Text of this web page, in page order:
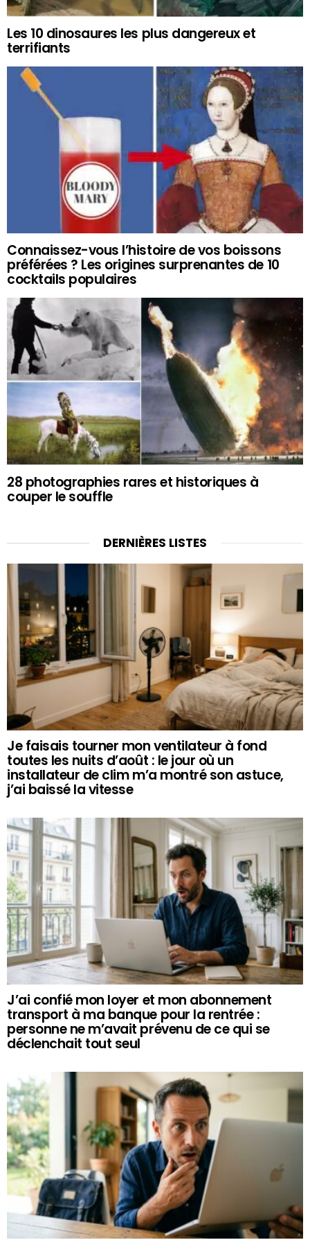
Les 10 dinosaures les plus dangereux et
terrifiants
Connaissez-vous l’histoire de vos boissons
préférées ? Les origines surprenantes de 10
cocktails populaires
28 photographies rares et historiques à
couper le souffle
DERNIÈRES LISTES
Je faisais tourner mon ventilateur à fond
toutes les nuits d’août : le jour où un
installateur de clim m’a montré son astuce,
j’ai baissé la vitesse
J’ai confié mon loyer et mon abonnement
transport à ma banque pour la rentrée :
personne ne m’avait prévenu de ce qui se
déclenchait tout seul